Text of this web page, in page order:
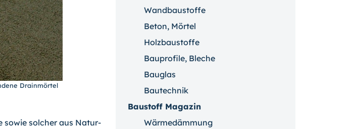
Drainmörtel
sowie solcher aus Natur-
Wandbaustoffe
Beton, Mörtel
Holzbaustoffe
Bauprofile, Bleche
Bauglas
Bautechnik
Baustoff Magazin
Wärmedämmung